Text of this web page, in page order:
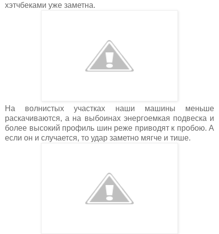
хэтчбеками уже заметна.
На волнистых участках наши машины меньше
раскачиваются, а на выбоинах энергоемкая подвеска и
более высокий профиль шин реже приводят к пробою. А
если он и случается, то удар заметно мягче и тише.